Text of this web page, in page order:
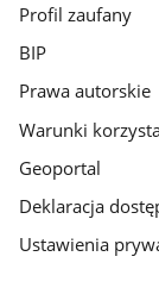
Profil zaufany
BIP
Prawa autorskie
Warunki
Geoportal
Deklaracja
Ustawienia